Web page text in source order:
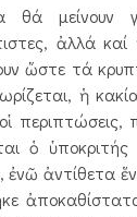
θά μείνουν
ἀλλά
ὥστε τά
ἡ
ὁ ὑποκριτής
ἐνῶ ἀντίθετα